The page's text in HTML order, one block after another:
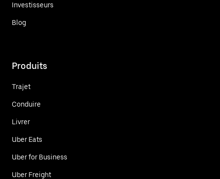
Investisseurs
Blog
Produits
Trajet
Conduire
Livrer
Uber Eats
Uber for Business
Uber Freight